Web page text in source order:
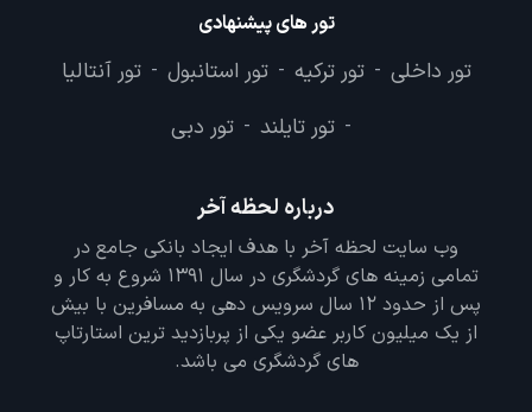
تور های پیشنهادی
تور داخلی - تور ترکیه - تور استانبول - تور آنتالیا
- تور تایلند - تور دبی
درباره لحظه آخر
وب سایت لحظه آخر با هدف ایجاد بانکی جامع در
تمامی زمینه های گردشگری در سال 1391 شروع به کار و
پس از حدود 12 سال سرویس دهی به مسافرین با بیش
از یک میلیون کاربر عضو یکی از پربازدید ترین استارتاپ
های گردشگری می باشد.